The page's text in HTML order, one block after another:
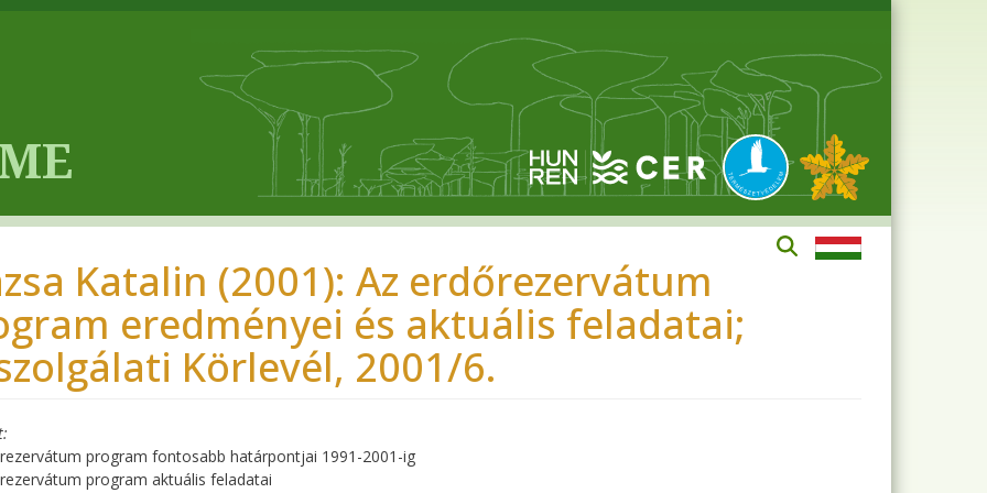
Katalin (2001): Az erdőrezervátum
eredményei és aktuális feladatai;
Körlevél, 2001/6.
program fontosabb határpontjai 1991-2001-ig
program aktuális feladatai